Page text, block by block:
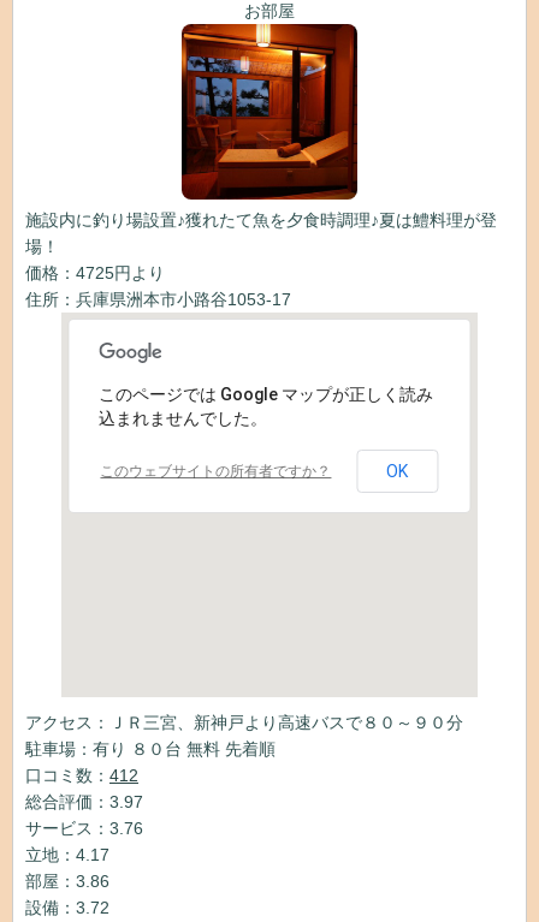
お部屋
施設内に釣り場設置♪獲れたて魚を夕食時調理♪夏は鱧料理が登
場！
価格：4725円より
住所：兵庫県洲本市小路谷1053-17
このページでは Google マップが正しく読み
込まれませんでした。
このウェブサイトの所有者ですか？ OK
アクセス：ＪＲ三宮、新神戸より高速バスで８０～９０分
駐車場：有り ８０台 無料 先着順
口コミ数： 412
総合評価：3.97
サービス：3.76
立地：4.17
部屋：3.86
設備：3.72